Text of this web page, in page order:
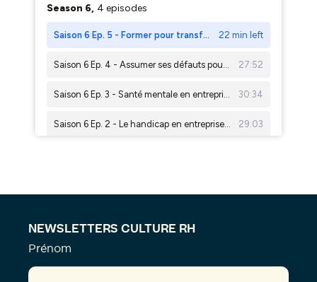
NEWSLETTERS CULTURE RH
Prénom